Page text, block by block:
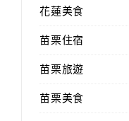
花蓮美食
苗栗住宿
苗栗旅遊
苗栗美食